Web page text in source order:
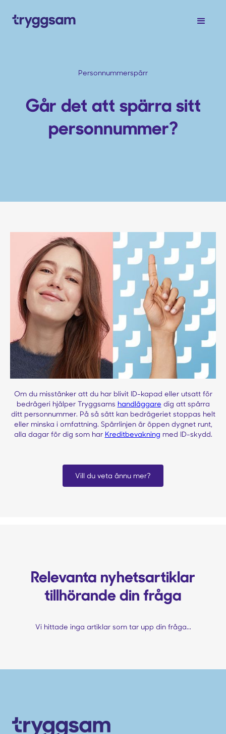
Personnummerspärr
Går det att spärra sitt
personnummer?
Om du misstänker att du har blivit ID-kapad eller utsatt för
bedrägeri hjälper Tryggsams handläggare dig att spärra
ditt personnummer. På så sätt kan bedrägeriet stoppas helt
eller minska i omfattning. Spärrlinjen är öppen dygnet runt,
alla dagar för dig som har Kreditbevakning med ID-skydd.
Vill du veta ännu mer?
Relevanta nyhetsartiklar
tillhörande din fråga
Vi hittade inga artiklar som tar upp din fråga...